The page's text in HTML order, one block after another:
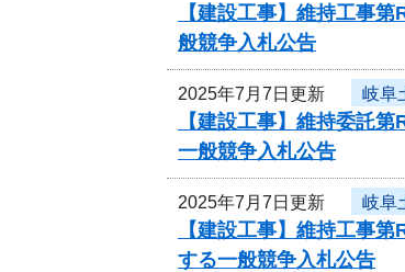
【建設工事】維持工事
般競争入札公告
2025年7月7日更新 岐阜
【建設工事】維持委託
一般競争入札公告
2025年7月7日更新 岐阜
【建設工事】維持工事
する一般競争入札公告